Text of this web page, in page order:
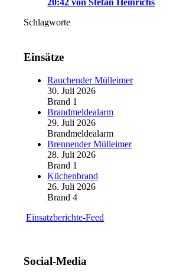
20:42 von Stefan Heinrichs
Schlagworte
Einsätze
Rauchender Mülleimer
30. Juli 2026
Brand 1
Brandmeldealarm
29. Juli 2026
Brandmeldealarm
Brennender Mülleimer
28. Juli 2026
Brand 1
Küchenbrand
26. Juli 2026
Brand 4
Einsatzberichte-Feed
Social-Media